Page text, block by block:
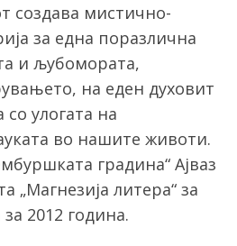
создава мистично-
за една поразлична
и љубомората,
на еден духовит
улогата на
во нашите животи.
градина“ Ајваз
„Магнезија литера“ за
2012 година.